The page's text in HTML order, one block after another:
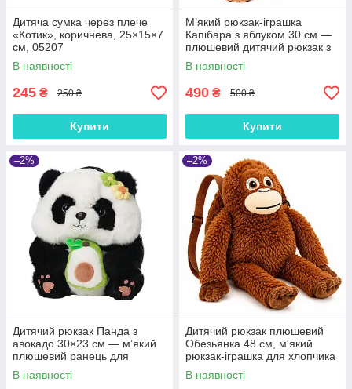
Дитяча сумка через плече
«Котик», коричнева, 25×15×7
см, 05207
В наявності
245 ₴ 250 ₴
Купити
М’який рюкзак-іграшка
Капібара з яблуком 30 см —
плюшевий дитячий рюкзак з
довгими лямками для
дівчинки та хлопчика
В наявності
490 ₴ 500 ₴
Купити
–2%
Дитячий рюкзак Панда з
авокадо 30×23 см — м’який
плюшевий ранець для
дівчинки 2–8 років, арт.
308003
В наявності
–2%
Дитячий рюкзак плюшевий
Обезьянка 48 см, м'який
рюкзак-іграшка для хлопчика
та дівчинки 3+, коричневий
В наявності